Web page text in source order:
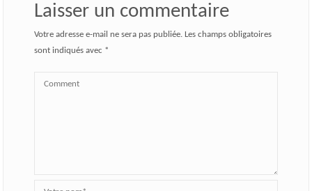
Laisser un commentaire
Votre adresse e-mail ne sera pas publiée. Les champs obligatoires
sont indiqués avec *